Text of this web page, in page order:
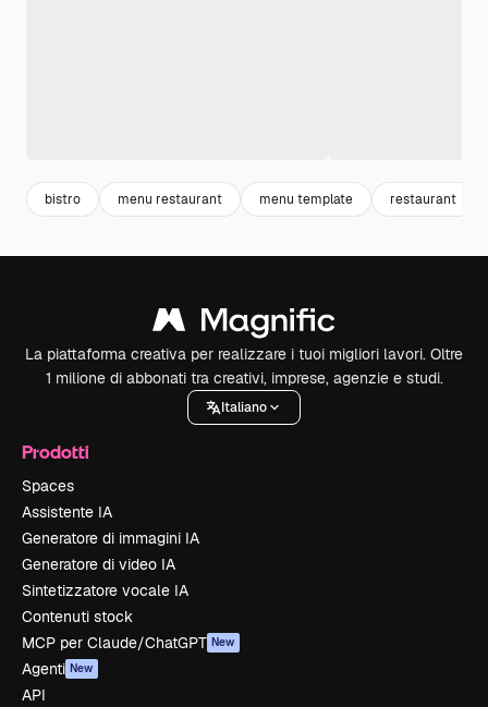
bistro menu restaurant menu template restaurant
La piattaforma creativa per realizzare i tuoi migliori lavori. Oltre
1 milione di abbonati tra creativi, imprese, agenzie e studi.
Italiano
Prodotti
Spaces
Assistente IA
Generatore di immagini IA
Generatore di video IA
Sintetizzatore vocale IA
Contenuti stock
MCP per Claude/ChatGPT New
Agenti New
API